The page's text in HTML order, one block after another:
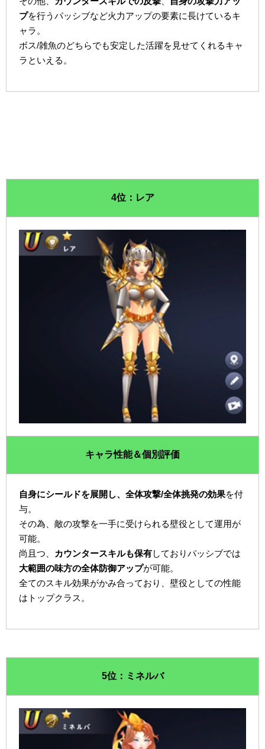
プを行うパッシブなど火力アップの要素に長けているキ
ャラ。
ボス/雑魚のどちらでも安定した活躍を見せてくれるキャ
ラといえる。
4位：レア
キャラ性能＆個別評価
自身にシールドを展開し、全体攻撃/全体挑発の効果を付
与。
その為、敵の攻撃を一手に受けられる壁役として運用が
可能。
尚且つ、 カウンタースキルも保有しておりパッシブでは
大範囲の味方の全体防御アップが可能。
全てのスキル効果がかみ合っており、壁役としての性能
はトップクラス。
5位：ミネルバ